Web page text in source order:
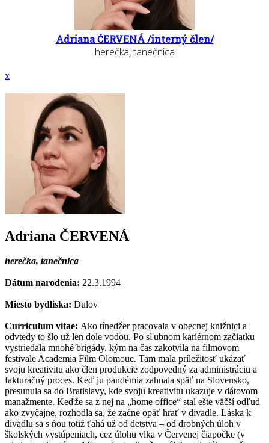
Adriana ČERVENÁ /interný člen/
herečka, tanečnica
x
Adriana ČERVENÁ
herečka, tanečnica
Dátum narodenia: 22.3.1994
Miesto bydliska: Dulov
Curriculum vitae: Ako tínedžer pracovala v obecnej knižnici a
odvtedy to šlo už len dole vodou. Po sľubnom kariérnom začiatku
vystriedala mnohé brigády, kým na čas zakotvila na filmovom
festivale Academia Film Olomouc. Tam mala príležitosť ukázať
svoju kreativitu ako člen produkcie zodpovedný za administráciu a
fakturačný proces. Keď ju pandémia zahnala späť na Slovensko,
presunula sa do Bratislavy, kde svoju kreativitu ukazuje v dátovom
manažmente. Keďže sa z nej na „home office“ stal ešte väčší odľud
ako zvyčajne, rozhodla sa, že začne opäť hrať v divadle. Láska k
divadlu sa s ňou totiž ťahá už od detstva – od drobných úloh v
školských vystúpeniach, cez úlohu vlka v Červenej čiapočke (v